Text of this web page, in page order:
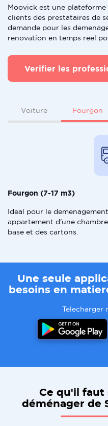
Moovick est une
clients des prestataires de
demande pour les
renovation en temps reel
Verifier les
Voiture Fourgon
Fourgon (7-17 m3)
Ideal pour le
appartement d'une
base et des cartons.
Une seule
besoins en
Telecharger
Ce qu'il faut
déménager de